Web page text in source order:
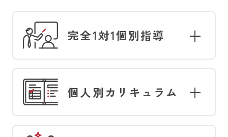
完全1対1個別指導
個人別カリキュラム